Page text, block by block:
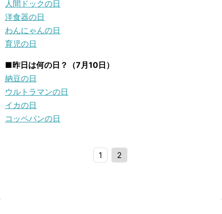
人間ドックの日
洋食器の日
わんにゃんの日
育児の日
■昨日は何の日？（7月10日）
納豆の日
ウルトラマンの日
イカの日
コッペパンの日
1 2